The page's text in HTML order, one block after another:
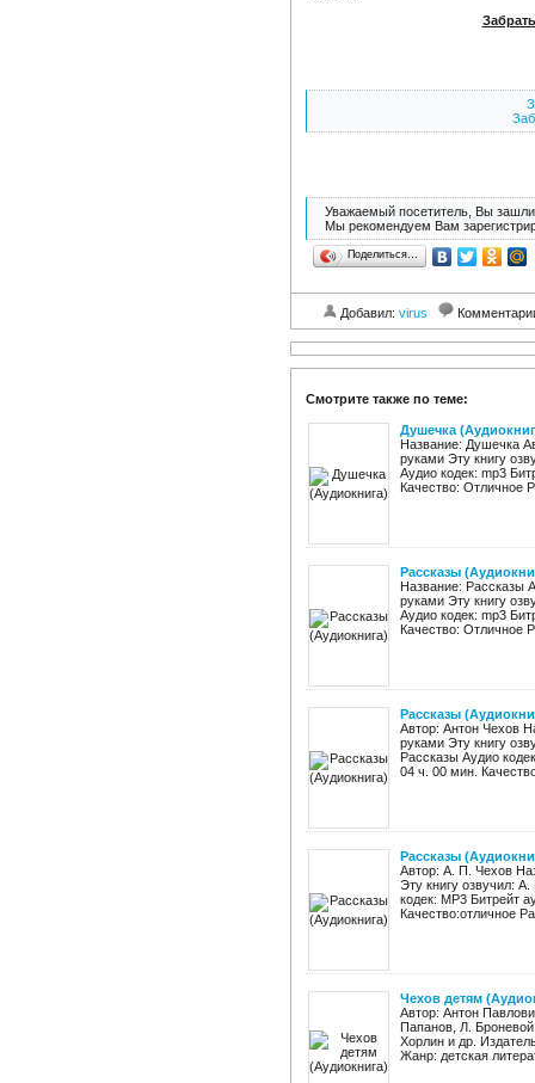
Уважаемый посетитель, Вы зашли
Мы рекомендуем Вам
Поделиться…
Добавил: virus
Смотрите также по теме:
Душечка
Название: Душечка
руками Эту книгу
Аудио кодек: mp3
Качество: Отличное
Рассказы
Название: Рассказы
руками Эту книгу
Аудио кодек: mp3
Качество: Отличное
Рассказы
Автор: Антон Чехов
руками Эту книгу
Рассказы Аудио
04 ч. 00 мин.
Рассказы
Автор: А. П. Чехов
Эту книгу озвучил:
кодек: MP3 Битрейт
Качество:отличное
Чехов детям
Автор: Антон
Папанов, Л.
Хорлин и др.
Жанр: детская